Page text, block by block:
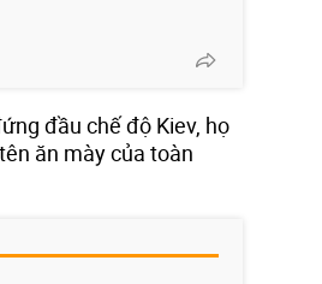
đầu chế độ Kiev, họ
ăn mày của toàn